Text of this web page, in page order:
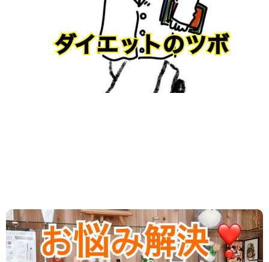
せ〜〜〜〜🎵 自称BBQ奉行のたんぽぽです。 先ずは
食べる前の腹ごなし 率...
2024.04.12/ダイエット,新着情報
体重は減るのに体脂肪が減らないのはなん